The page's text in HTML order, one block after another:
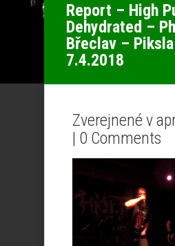
Report – High
Dehydrated –
Břeclav –
7.4.2018
Zverejnené v
| 0 Comments